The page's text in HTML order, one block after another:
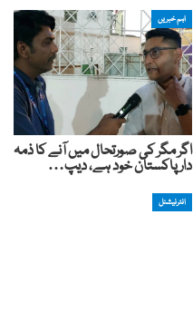
اہم خبریں
اگر مگر کی صورتحال میں آنے کا ذمہ
دار پاکستان خود ہے، دیپ…
انٹرنیشنل